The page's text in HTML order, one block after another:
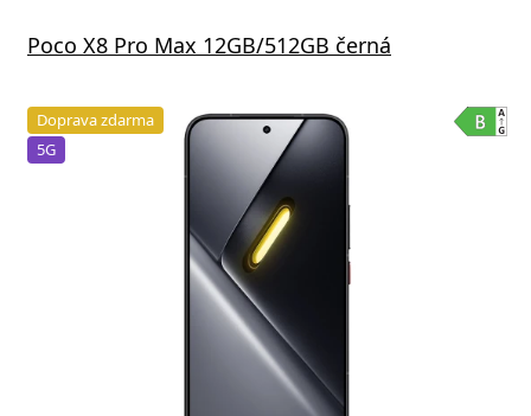
Poco X8 Pro Max 12GB/512GB černá
Doprava zdarma
5G